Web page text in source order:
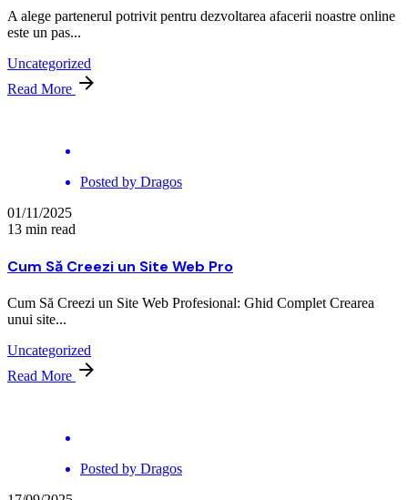
A alege partenerul potrivit pentru dezvoltarea afacerii noastre online
este un pas...
Uncategorized
Read More
Posted by Dragos
01/11/2025
13 min read
Cum Să Creezi un Site Web Pro
Cum Să Creezi un Site Web Profesional: Ghid Complet Crearea
unui site...
Uncategorized
Read More
Posted by Dragos